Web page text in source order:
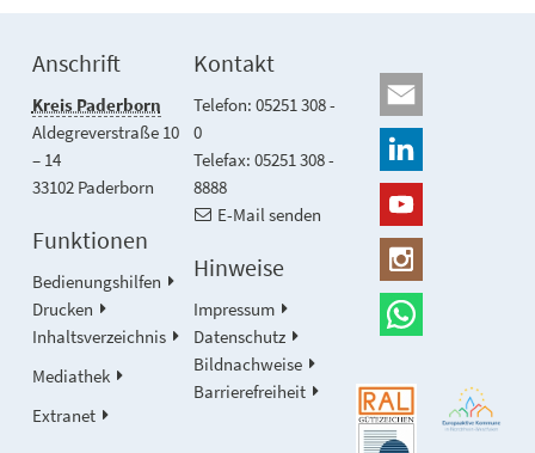
Anschrift
Kreis Paderborn
Aldegreverstraße 10
– 14
33102 Paderborn
Kontakt
Telefon: 05251 308 -
0
Telefax: 05251 308 -
8888
E-Mail senden
Funktionen
Bedienungshilfen
Drucken
Inhaltsverzeichnis
Mediathek
Extranet
Hinweise
Impressum
Datenschutz
Bildnachweise
Barrierefreiheit